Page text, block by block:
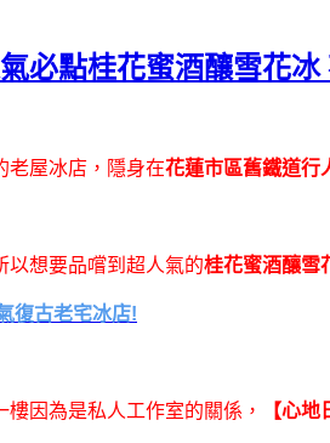
點桂花蜜酒釀雪花冰
老屋冰店，隱身在花蓮市區舊鐵道行
以想要品嚐到超人氣的桂花蜜酒釀雪
復古老宅冰店!
因為是私人工作室的關係，
【心地